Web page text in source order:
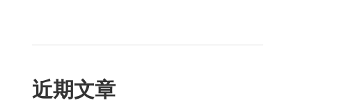
近期文章